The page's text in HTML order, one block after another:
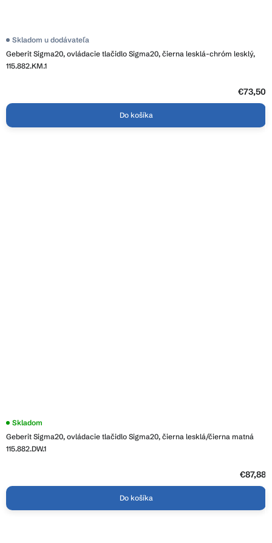
Geberit Sigma20, ovládacie tlačidlo Sigma20, čierna lesklá-chróm lesklý,
115.882.KM.1
Skladom u dodávateľa
€73,50
Do košíka
Geberit Sigma20, ovládacie tlačidlo Sigma20, čierna lesklá/čierna matná
115.882.DW.1
Skladom
€87,88
Do košíka